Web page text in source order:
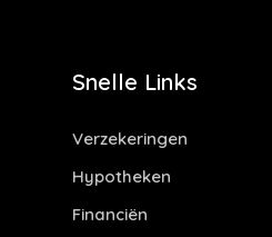
Snelle Links
Verzekeringen
Hypotheken
Financiën